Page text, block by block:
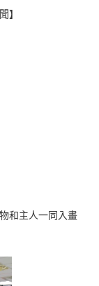
】
和主人一同入畫